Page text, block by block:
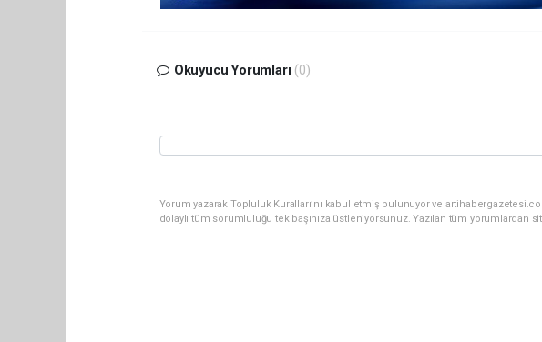
Okuyucu Yorumları (0)
Yorum yazarak Topluluk Kuralları’nı kabul etmiş bulunuyor ve
dolaylı tüm sorumluluğu tek başınıza üstleniyorsunuz. Yazılan tüm